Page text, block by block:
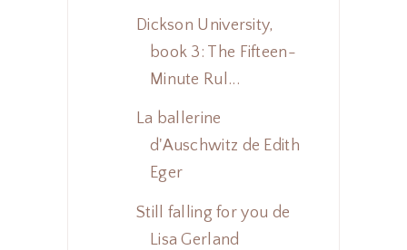
Dickson University,
book 3: The Fifteen-
Minute Rul...
La ballerine
d'Auschwitz de Edith
Eger
Still falling for you de
Lisa Gerland